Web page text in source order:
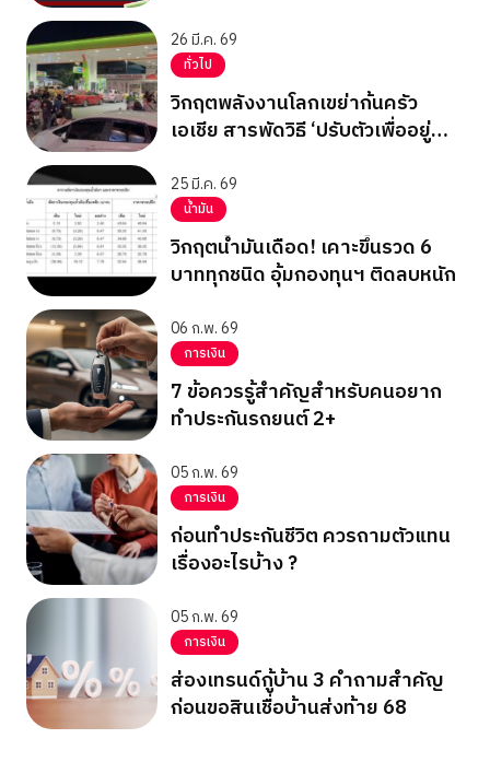
26 มี.ค. 69
ทั่วไป
วิกฤตพลังงานโลกเขย่าก้นครัว
เอเชีย สารพัดวิธี ‘ปรับตัวเพื่ออยู่
25 มี.ค. 69
น้ำมัน
วิกฤตน้ำมันเดือด! เคาะขึ้นรวด 6
บาททุกชนิด อุ้มกองทุนฯ ติดลบหนัก
06 ก.พ. 69
การเงิน
7 ข้อควรรู้สำคัญสำหรับคนอยาก
ทำประกันรถยนต์ 2+
05 ก.พ. 69
การเงิน
ก่อนทำประกันชีวิต ควรถามตัวแทน
เรื่องอะไรบ้าง ?
05 ก.พ. 69
การเงิน
ส่องเทรนด์กู้บ้าน 3 คำถามสำคัญ
ก่อนขอสินเชื่อบ้านส่งท้าย 68